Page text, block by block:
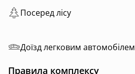
Посеред лісу
Доїзд легковим автомобілем
Правила комплексу